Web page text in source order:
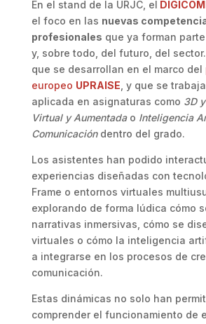
En el stand de la URJC, el
el foco en las nuevas
profesionales que ya forman
y, sobre todo, del futuro, del
que se desarrollan en el marco del
europeo UPRAISE , y que se
aplicada en asignaturas como 3D
Virtual y Aumentadao Inteligencia
Comunicacióndentro del grado.
Los asistentes han podido
experiencias diseñadas con
Frame o entornos virtuales
explorando de forma lúdica cómo
narrativas inmersivas, cómo se
virtuales o cómo la inteligencia
a integrarse en los procesos de
comunicación.
Estas dinámicas no solo han
comprender el funcionamiento de